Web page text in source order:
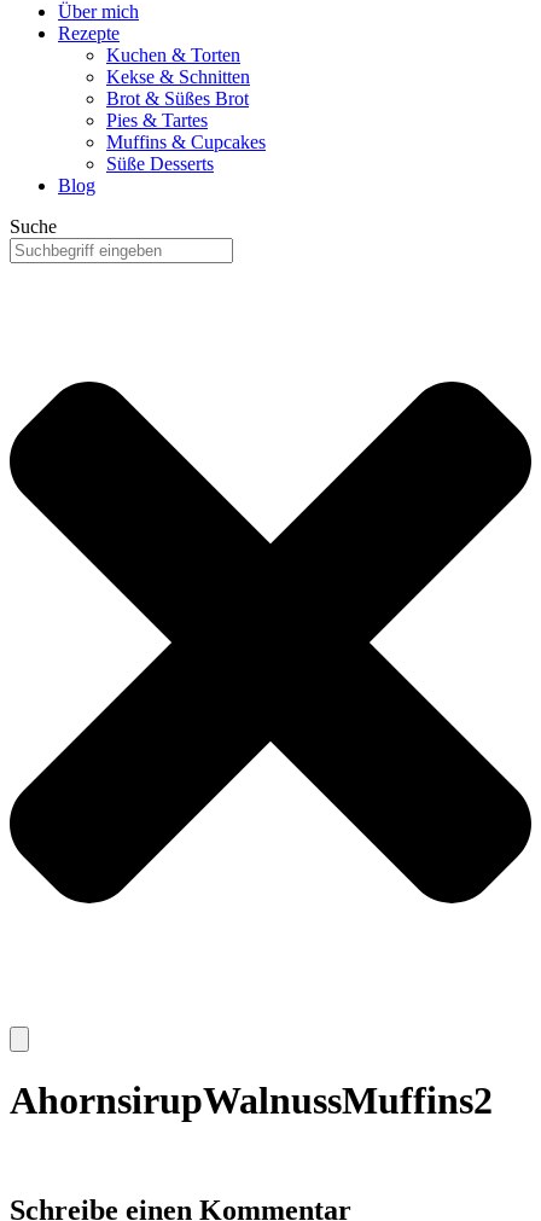
Über mich
Rezepte
Kuchen & Torten
Kekse & Schnitten
Brot & Süßes Brot
Pies & Tartes
Muffins & Cupcakes
Süße Desserts
Blog
Suche
AhornsirupWalnussMuffins2
Schreibe einen Kommentar